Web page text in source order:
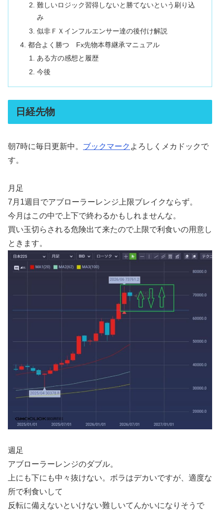
難しいロジック習得しないと勝てないという刷り込
み
似非ＦＸインフルエンサー達の後付け解説
都合よく勝つ Fx先物本尊継承マニュアル
ある方の感想と履歴
今後
日経先物
朝7時に毎日更新中。 ブックマーク よろしくメカドックで
す。
月足
7月1週目でアブローラーレンジ上限ブレイクならず。
今月はこの中で上下で終わるかもしれませんな。
買い玉切らされる危険出て来たので上限で利食いの用意し
ときます。
週足
アブローラーレンジのダブル。
上にも下にも中々抜けない。ボラはデカいですが、適度な
所で利食いして
反転に備えないといけない難しいてんかいになりそうで